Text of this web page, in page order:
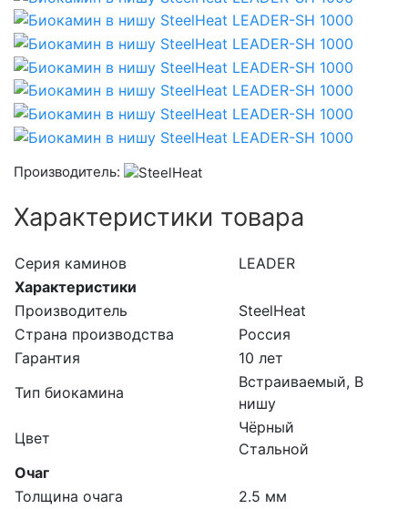
Производитель:
Характеристики товара
Серия каминов
LEADER
Характеристики
Производитель
SteelHeat
Страна производства
Россия
Гарантия
10 лет
Тип биокамина
Встраиваемый, В
нишу
Цвет
Чёрный
Стальной
Очаг
Толщина очага
2.5 мм